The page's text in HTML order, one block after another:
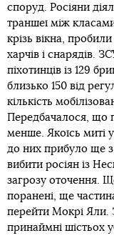
споруд. Росіяни
траншеї між
крізь вікна,
харчів і снарядів.
піхотинців із 129
близько 150 від
кількість
Передбачалося, що
менше. Якоїсь миті
до них прибуло ще з
вибити росіян із
загрозу оточення.
поранені, ще
перейти Мокрі Яли.
принаймні шістьох